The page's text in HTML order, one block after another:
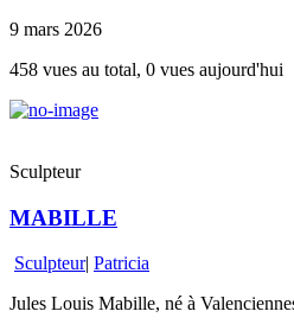
9 mars 2026
458 vues au total, 0 vues aujourd'hui
Sculpteur
MABILLE
Sculpteur| Patricia
Jules Louis Mabille, né à